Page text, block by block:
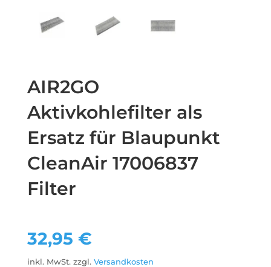
AIR2GO
Aktivkohlefilter als
Ersatz für Blaupunkt
CleanAir 17006837
Filter
32,95 €
inkl. MwSt. zzgl. Versandkosten